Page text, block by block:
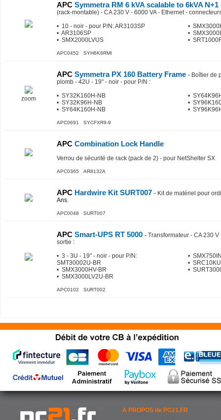
APC Symmetra RM 6 kVA scalable to 6kVA N+1
(rack-montable) - CA 230 V - 6000 VA - Ethernet -
• 10 - noir - pour P/N: AR3103SP
• AR3106SP
• SMX2000LVUS
•
•
•
APC0452 SYH6K6RMI
zoom
APC Symmetra PX 160 Battery Frame - Boîtier de
plomb - 42U - 19" - noir - pour P/N :
• SY32K160H-NB
• SY32K96H-NB
• SY64K160H-NB
•
•
•
APC0691 SYCFXR9-9
APC Combination Lock Handle
Verrou de sécurité de rack (pack de 2) - pour NetShelter SX
APC0365 AR8132A
APC Hardwire Kit SURT007 - Kit de matériel pour
Ans.
APC0048 SURT007
APC Smart-UPS RT 5000 - Transformateur - CA 230
sortie :
• 3 - 3U - 19" - noir - pour P/N:
SMT30002U-BR
• SMX3000HV-BR
• SMX3000LV2U-BR
•
•
•
APC0102 SURT002
A PROPOS de PC21.FR